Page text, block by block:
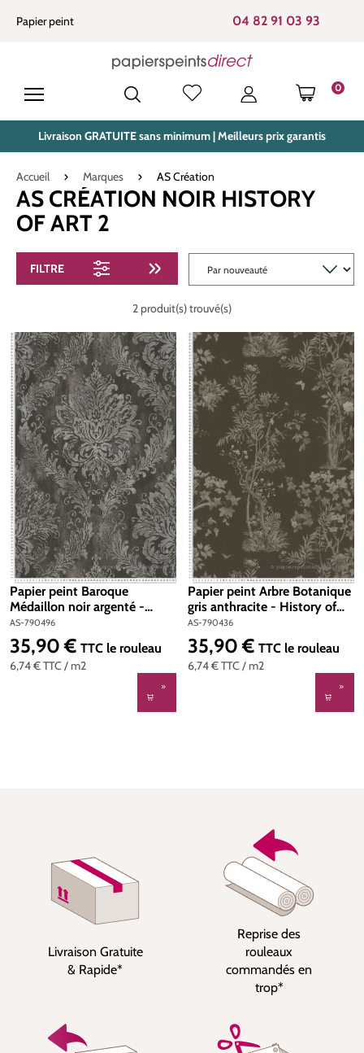
principal
Papier peint 04 82 91 03 93
0
LE
Livraison GRATUITE sans minimum | Meilleurs prix garantis
Accueil Marques AS Création
AS CRÉATION NOIR HISTORY
OF ART 2
FILTRE
2 produit(s) trouvé(s)
Papier peint Baroque
Médaillon noir argenté -
History of Art 2 d'AS Création
| Réf. AS-790496
AS-790496
6,74 €TTC / m2
Prix régulier :
35,90 € TTC le rouleau
Papier peint Arbre Botanique
gris anthracite - History of
Art 2 d'AS Création | Réf. AS-
790436
AS-790436
6,74 €TTC / m2
Prix régulier :
35,90 € TTC le rouleau
Livraison Gratuite
& Rapide*
Reprise des
rouleaux
commandés en
trop*